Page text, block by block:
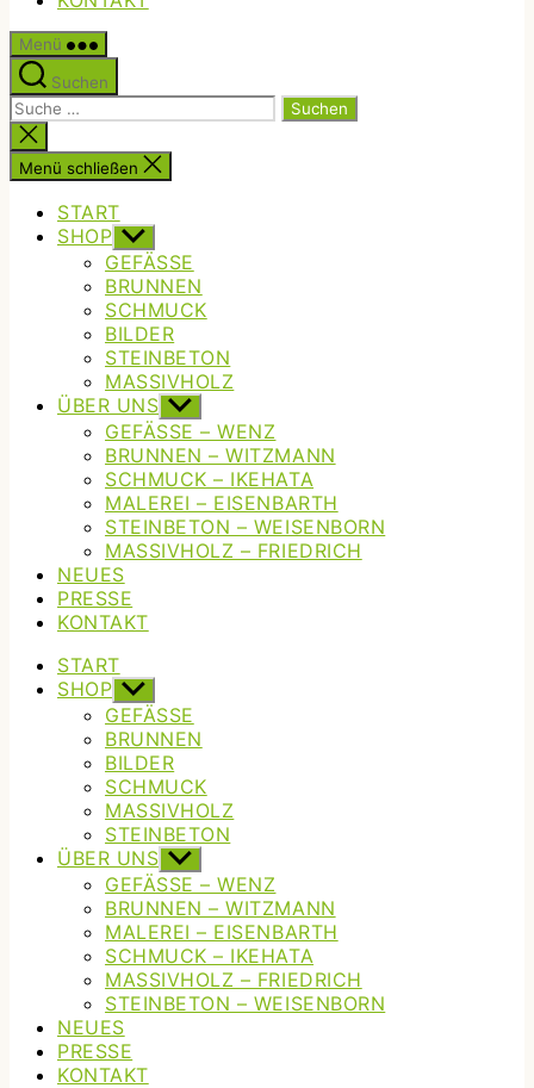
Menü
Suchen
Suche
nach:
Suche
schließen
Menü schließen
START
SHOP Untermenü
anzeigen
GEFÄSSE
BRUNNEN
SCHMUCK
BILDER
STEINBETON
MASSIVHOLZ
ÜBER UNS Untermenü
anzeigen
GEFÄSSE – WENZ
BRUNNEN – WITZMANN
SCHMUCK – IKEHATA
MALEREI – EISENBARTH
STEINBETON – WEISENBORN
MASSIVHOLZ – FRIEDRICH
NEUES
PRESSE
KONTAKT
START
SHOP Untermenü
anzeigen
GEFÄSSE
BRUNNEN
BILDER
SCHMUCK
MASSIVHOLZ
STEINBETON
ÜBER UNS Untermenü
anzeigen
GEFÄSSE – WENZ
BRUNNEN – WITZMANN
MALEREI – EISENBARTH
SCHMUCK – IKEHATA
MASSIVHOLZ – FRIEDRICH
STEINBETON – WEISENBORN
NEUES
PRESSE
KONTAKT